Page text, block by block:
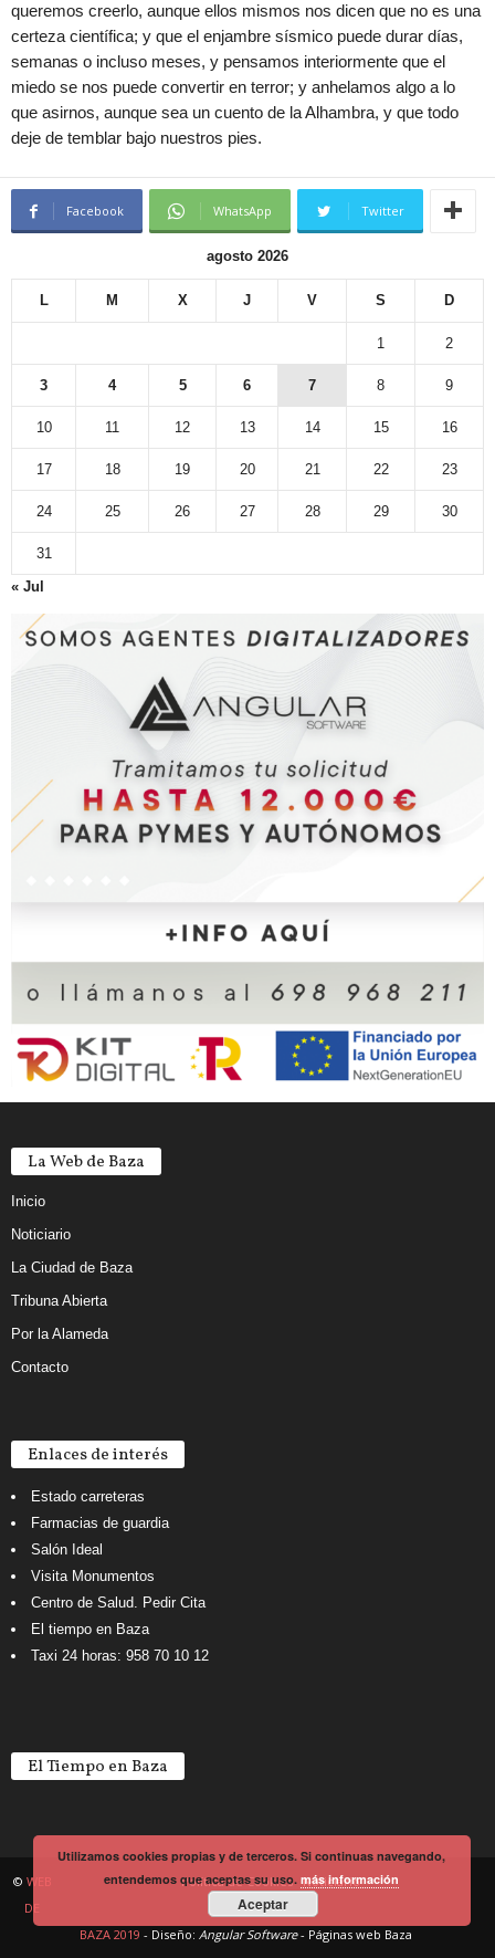
queremos creerlo, aunque ellos mismos nos dicen que no es una
certeza científica; y que el enjambre sísmico puede durar días,
semanas o incluso meses, y pensamos interiormente que el
miedo se nos puede convertir en terror; y anhelamos algo a lo
que asirnos, aunque sea un cuento de la Alhambra, y que todo
deje de temblar bajo nuestros pies.
Facebook WhatsApp Twitter
agosto 2026
L M X J V S D
1 2
3 4 5 6 7 8 9
10 11 12 13 14 15 16
17 18 19 20 21 22 23
24 25 26 27 28 29 30
31
« Jul
La Web de Baza
Inicio
Noticiario
La Ciudad de Baza
Tribuna Abierta
Por la Alameda
Contacto
Enlaces de interés
Estado carreteras
Farmacias de guardia
Salón Ideal
Visita Monumentos
Centro de Salud. Pedir Cita
El tiempo en Baza
Taxi 24 horas: 958 70 10 12
El Tiempo en Baza
Política de Cookies Noticiario
© WEB
DE
BAZA 2019 - Diseño: Angular Software- Páginas web Baza
Utilizamos cookies propias y de terceros. Si continuas navegando,
entendemos que aceptas su uso.más información
Aceptar